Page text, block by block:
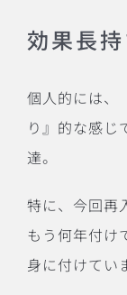
効果長
個人的には、
り』的な感じ
達。
特に、今回再
もう何年付け
身に付けてい